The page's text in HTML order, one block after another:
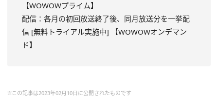
【WOWOWプライム】
配信：各月の初回放送終了後、同月放送分を一挙配
信 [無料トライアル実施中] 【WOWOWオンデマン
ド】
※この記事は2023年02月10日に公開されたものです